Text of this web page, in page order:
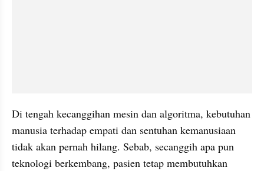
Di tengah kecanggihan mesin dan algoritma, kebutuhan
manusia terhadap empati dan sentuhan kemanusiaan
tidak akan pernah hilang. Sebab, secanggih apa pun
teknologi berkembang, pasien tetap membutuhkan